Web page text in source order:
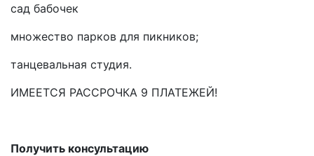
сад бабочек
множество парков для пикников;
танцевальная студия.
ИМЕЕТСЯ РАССРОЧКА 9 ПЛАТЕЖЕЙ!
Получить консультацию